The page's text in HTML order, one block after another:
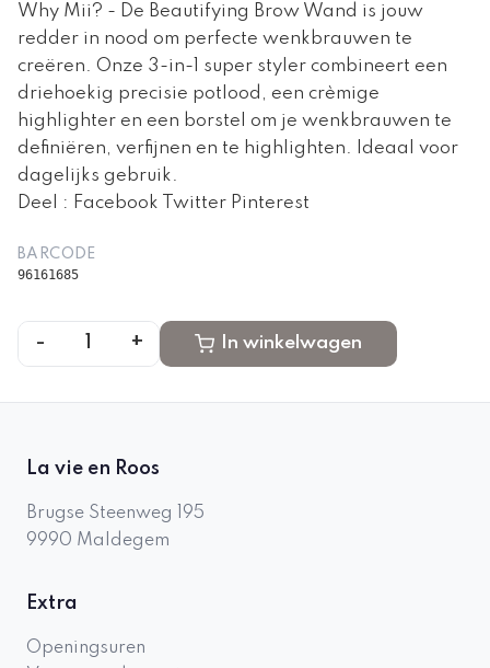
Why Mii? - De Beautifying Brow Wand is jouw
redder in nood om perfecte wenkbrauwen te
creëren. Onze 3-in-1 super styler combineert een
driehoekig precisie potlood, een crèmige
highlighter en een borstel om je wenkbrauwen te
definiëren, verfijnen en te highlighten. Ideaal voor
dagelijks gebruik.
Deel : Facebook Twitter Pinterest
BARCODE
96161685
- + In winkelwagen
La vie en Roos
Brugse Steenweg 195
9990 Maldegem
Extra
Openingsuren